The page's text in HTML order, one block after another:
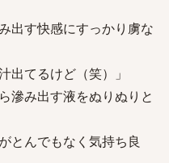
出す快感にすっかり虜な
出てるけど（笑）」
滲み出す液をぬりぬりと
とんでもなく気持ち良